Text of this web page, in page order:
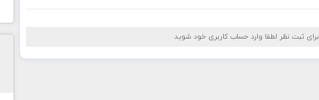
برای ثبت نظر لطفا وارد حساب کاربری خود شوید